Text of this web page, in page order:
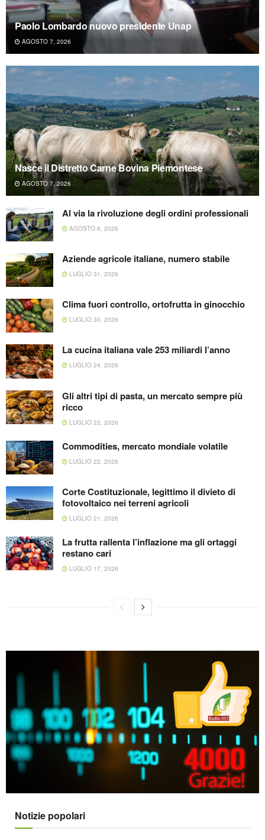
Paolo Lombardo nuovo presidente Unap
AGOSTO 7, 2026
Nasce il Distretto Carne Bovina Piemontese
AGOSTO 7, 2026
Al via la rivoluzione degli ordini professionali
AGOSTO 6, 2026
Aziende agricole italiane, numero stabile
LUGLIO 31, 2026
Clima fuori controllo, ortofrutta in ginocchio
LUGLIO 30, 2026
La cucina italiana vale 253 miliardi l’anno
LUGLIO 24, 2026
Gli altri tipi di pasta, un mercato sempre più
ricco
LUGLIO 23, 2026
Commodities, mercato mondiale volatile
LUGLIO 22, 2026
Corte Costituzionale, legittimo il divieto di
fotovoltaico nei terreni agricoli
LUGLIO 21, 2026
La frutta rallenta l’inflazione ma gli ortaggi
restano cari
LUGLIO 17, 2026
Notizie popolari